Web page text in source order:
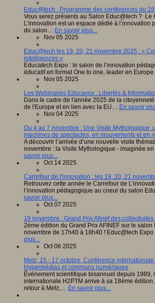
Educ@tech : Programme des conférences du
Vous serez présents au Salon Educ@tech ? Le
L’innovation est un espace dédié à l’innovation
du salon… En savoir plus...
Nov 05 2025
Educ@tech les 19, 20, 21 novembre 2025 : «
intelligences »
Educatech Expo : le salon de l’innovation
éducatif en format One to one, leader en
Nov 05 2025
Les Webinaires Educavox : Libertés &
Dans le cadre de l'année 2025 de la
de l'Europe et en lien avec la EU… En savoir
Nov 04 2025
Du 4 au 7 novembre : Une Visite Mythologique,
machines de spectacles, en mouvements et en
A découvrir l’arrivée d’une nouvelle visite
novembre : la Visite Mythologique - imaginée
savoir plus...
Oct 14 2025
Carrefour de l'innovation : les 19, 20, 21
Retrouvez cette année le Carrefour de
l’innovation pédagogique au coeur du salon
savoir plus...
Oct 07 2025
19 novembre : Grand Prix Afinef des
2ème édition du Grand Prix AFINEF sur le salon
novembre de 17h40 à 18h40 ! Educ@tech
plus...
Oct 06 2025
Metz, 15 - 17 octobre, Conférence
Hypermédias et communs numériques
Événement scientifique bisannuel depuis 1989,
internationale H2PTM arrive à sa 18ème édition.
retour à Metz,… En savoir plus...